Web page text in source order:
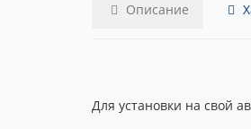
Описание
Для установки на свой